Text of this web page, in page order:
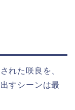
れた咲良を、
すシーンは最